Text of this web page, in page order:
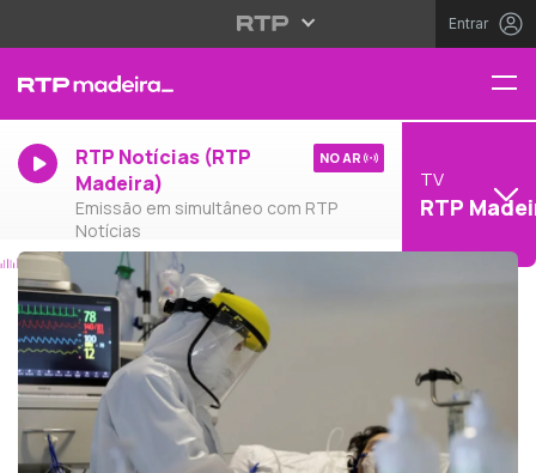
Entrar
RTP Notícias (RTP
Madeira)
Emissão em simultâneo com RTP
Notícias
NO AR
TV
RTP